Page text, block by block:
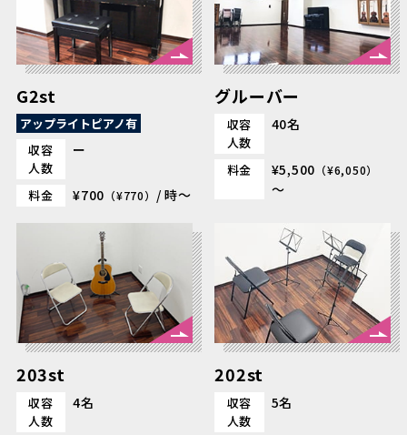
G2st
アップライトピアノ有
収容
人数
ー
料金 ¥700 （¥770） / 時～
グルーバー
収容
人数
40名
料金 ¥5,500 （¥6,050）
～
203st
収容
人数
4名
202st
収容
人数
5名